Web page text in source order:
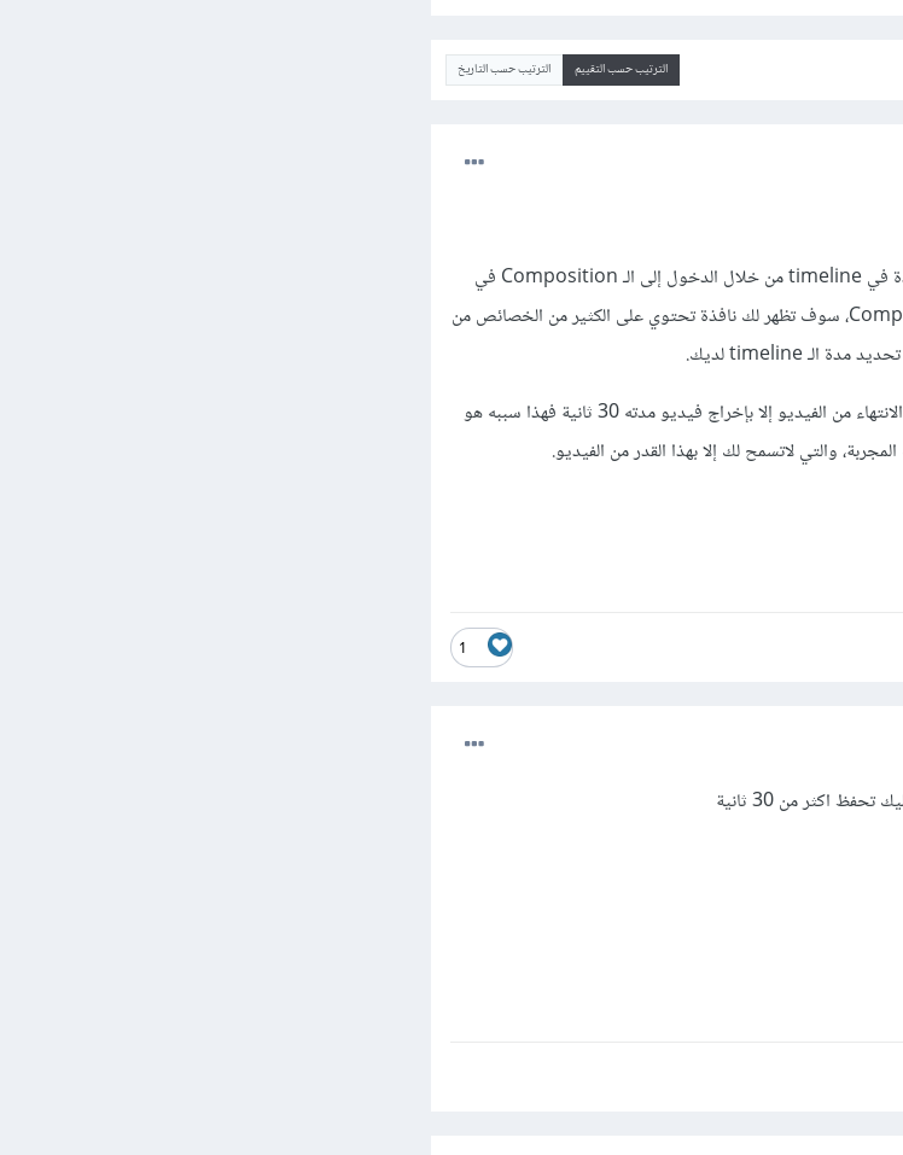
الترتيب حسب التقييم الترتيب حسب التاريخ
إذا كانت المشكلة في timeline لديك يمكنك زيادة المدة في timeline من خلال الدخول إلى الـ Composition في
القائمة العلوية ومن ثم اختيار خيار Composition Settings، سوف تظهر لك نافذة تحتوي على الكثير من الخصائص من
أما إذا كانت المشكلة بأن after effect لايسمح لك بعد الانتهاء من الفيديو إلا بإخراج فيديو مدته 30 ثانية فهذا سببه هو
والتي لاتسمح لك إلا بهذا القدر من الفيديو.
1
اكثر من 30 ثانية